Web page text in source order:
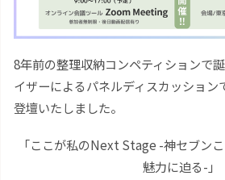
8年前の整理収納コンペティションで
イザーによるパネルディスカッション
登壇いたしました。
「ここが私のNext Stage -神セブン
魅力に迫る-」